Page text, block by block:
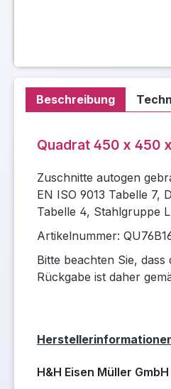
Beschreibung
Quadrat 450 x 450
Zuschnitte autogen
EN ISO 9013 Tabelle 7,
Tabelle 4, Stahlgruppe
Artikelnummer:
Bitte beachten Sie,
Rückgabe ist daher
H&H Eisen Müller GmbH